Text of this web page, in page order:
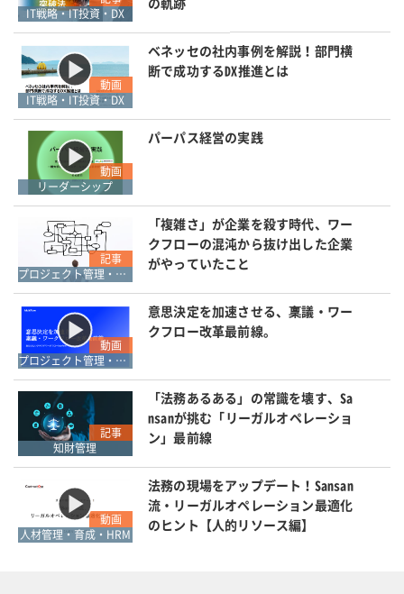
IT戦略・IT投資・DX
動画
IT戦略・IT投資・DX
ベネッセの社内事例を解説！部門横
断で成功するDX推進とは
動画
リーダーシップ
パーパス経営の実践
記事
プロジェクト管理・ワークフロー管理
「複雑さ」が企業を殺す時代、ワー
クフローの混沌から抜け出した企業
がやっていたこと
動画
プロジェクト管理・ワークフロー管理
意思決定を加速させる、稟議・ワー
クフロー改革最前線。
記事
知財管理
「法務あるある」の常識を壊す、Sa
nsanが挑む「リーガルオペレーショ
ン」最前線
動画
人材管理・育成・HRM
法務の現場をアップデート！Sansan
流・リーガルオペレーション最適化
のヒント【人的リソース編】